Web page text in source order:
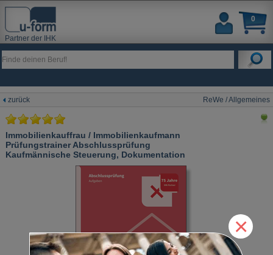
Partner der IHK
0
zurück ReWe / Allgemeines
Immobilienkauffrau / Immobilienkaufmann
Prüfungstrainer Abschlussprüfung
Kaufmännische Steuerung, Dokumentation
×